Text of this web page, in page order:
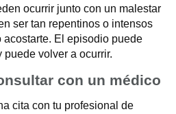
ocurrir junto con un malestar
ser tan repentinos o intensos
acostarte. El episodio puede
volver a ocurrir.
con un médico
cita con tu profesional de